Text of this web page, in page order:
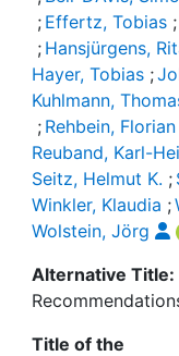
; Effertz, Tobias ;
; Hansjürgens,
Hayer, Tobias ;
Kuhlmann,
; Rehbein, Florian
Reuband, Karl-
Seitz, Helmut K. ;
Winkler, Klaudia ;
Wolstein, Jörg
Alternative Title:
Title of the